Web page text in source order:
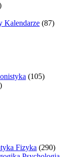
Kalendarze (87)
(105)
Fizyka (290)